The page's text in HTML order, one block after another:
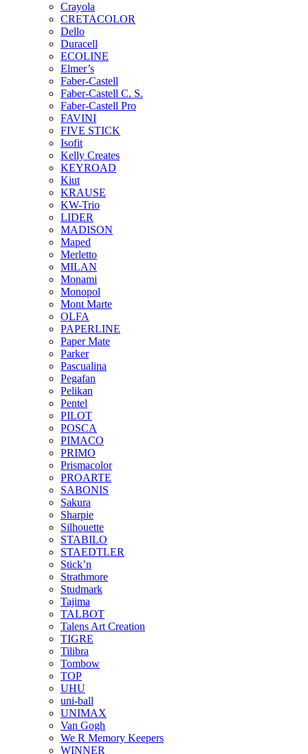
Crayola
CRETACOLOR
Dello
Duracell
ECOLINE
Elmer’s
Faber-Castell
Faber-Castell C. S.
Faber-Castell Pro
FAVINI
FIVE STICK
Isofit
Kelly Creates
KEYROAD
Kiut
KRAUSE
KW-Trio
LIDER
MADISON
Maped
Merletto
MILAN
Monami
Monopol
Mont Marte
OLFA
PAPERLINE
Paper Mate
Parker
Pascualina
Pegafan
Pelikan
Pentel
PILOT
POSCA
PIMACO
PRIMO
Prismacolor
PROARTE
SABONIS
Sakura
Sharpie
Silhouette
STABILO
STAEDTLER
Stick’n
Strathmore
Studmark
Tajima
TALBOT
Talens Art Creation
TIGRE
Tilibra
Tombow
TOP
UHU
uni-ball
UNIMAX
Van Gogh
We R Memory Keepers
WINNER